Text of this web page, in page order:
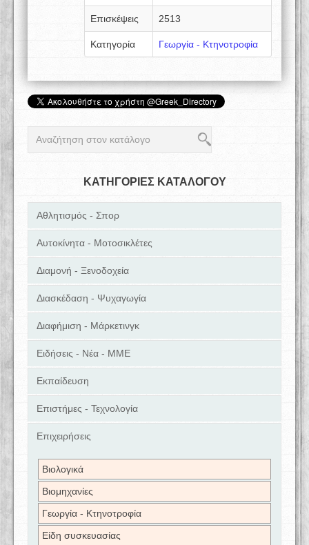
Επισκέψεις 2513
Κατηγορία Γεωργία - Κτηνοτροφία
ΚΑΤΗΓΟΡΙΕΣ ΚΑΤΑΛΟΓΟΥ
Αθλητισμός - Σπορ
Αυτοκίνητα - Μοτοσικλέτες
Διαμονή - Ξενοδοχεία
Διασκέδαση - Ψυχαγωγία
Διαφήμιση - Μάρκετινγκ
Ειδήσεις - Νέα - ΜΜΕ
Εκπαίδευση
Επιστήμες - Τεχνολογία
Επιχειρήσεις
Βιολογικά
Βιομηχανίες
Γεωργία - Κτηνοτροφία
Είδη συσκευασίας